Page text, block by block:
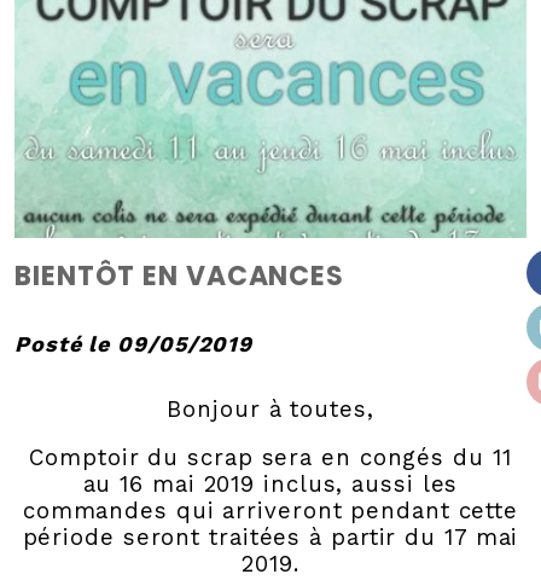
BIENTÔT EN VACANCES
Posté le 09/05/2019
Bonjour à toutes,
Comptoir du scrap sera en congés du 11
au 16 mai 2019 inclus, aussi les
commandes qui arriveront pendant cette
période seront traitées à partir du 17 mai
2019.